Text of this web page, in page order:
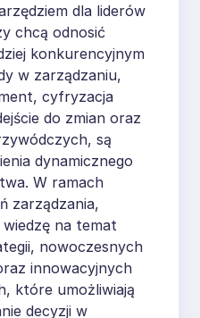
dla liderów
chcą odnosić
konkurencyjnym
w zarządzaniu,
cyfryzacja
do zmian oraz
są
dynamicznego
W ramach
zarządzania,
na temat
nowoczesnych
innowacyjnych
które umożliwiają
decyzji w